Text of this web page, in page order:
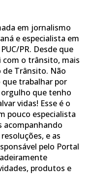
em jornalismo
e especialista em
PR. Desde que
com o trânsito, mais
de Trânsito. Não
trabalhar por
que tenho
vidas! Esse é o
pouco especialista
acompanhando
e as
pelo Portal
produtos e